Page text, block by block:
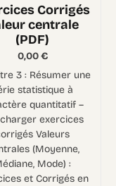
Corrigés
centrale
(PDF)
0,00€
3 : Résumer une
statistique à
quantitatif –
exercices
Valeurs
(Moyenne,
Mode) :
et Corrigés en